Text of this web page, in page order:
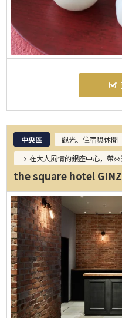
中央區
觀光、住宿與休閒
在大人風情的銀座中心，帶
the square hotel